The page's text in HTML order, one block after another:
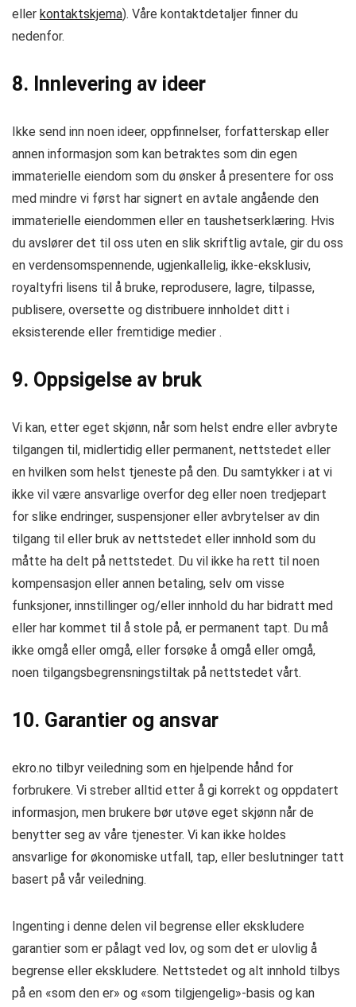
eller kontaktskjema). Våre kontaktdetaljer finner du
nedenfor.
8. Innlevering av ideer
Ikke send inn noen ideer, oppfinnelser, forfatterskap eller
annen informasjon som kan betraktes som din egen
immaterielle eiendom som du ønsker å presentere for oss
med mindre vi først har signert en avtale angående den
immaterielle eiendommen eller en taushetserklæring. Hvis
du avslører det til oss uten en slik skriftlig avtale, gir du oss
en verdensomspennende, ugjenkallelig, ikke-eksklusiv,
royaltyfri lisens til å bruke, reprodusere, lagre, tilpasse,
publisere, oversette og distribuere innholdet ditt i
eksisterende eller fremtidige medier .
9. Oppsigelse av bruk
Vi kan, etter eget skjønn, når som helst endre eller avbryte
tilgangen til, midlertidig eller permanent, nettstedet eller
en hvilken som helst tjeneste på den. Du samtykker i at vi
ikke vil være ansvarlige overfor deg eller noen tredjepart
for slike endringer, suspensjoner eller avbrytelser av din
tilgang til eller bruk av nettstedet eller innhold som du
måtte ha delt på nettstedet. Du vil ikke ha rett til noen
kompensasjon eller annen betaling, selv om visse
funksjoner, innstillinger og/eller innhold du har bidratt med
eller har kommet til å stole på, er permanent tapt. Du må
ikke omgå eller omgå, eller forsøke å omgå eller omgå,
noen tilgangsbegrensningstiltak på nettstedet vårt.
10. Garantier og ansvar
ekro.no tilbyr veiledning som en hjelpende hånd for
forbrukere. Vi streber alltid etter å gi korrekt og oppdatert
informasjon, men brukere bør utøve eget skjønn når de
benytter seg av våre tjenester. Vi kan ikke holdes
ansvarlige for økonomiske utfall, tap, eller beslutninger tatt
basert på vår veiledning.
Ingenting i denne delen vil begrense eller ekskludere
garantier som er pålagt ved lov, og som det er ulovlig å
begrense eller ekskludere. Nettstedet og alt innhold tilbys
på en «som den er» og «som tilgjengelig»-basis og kan